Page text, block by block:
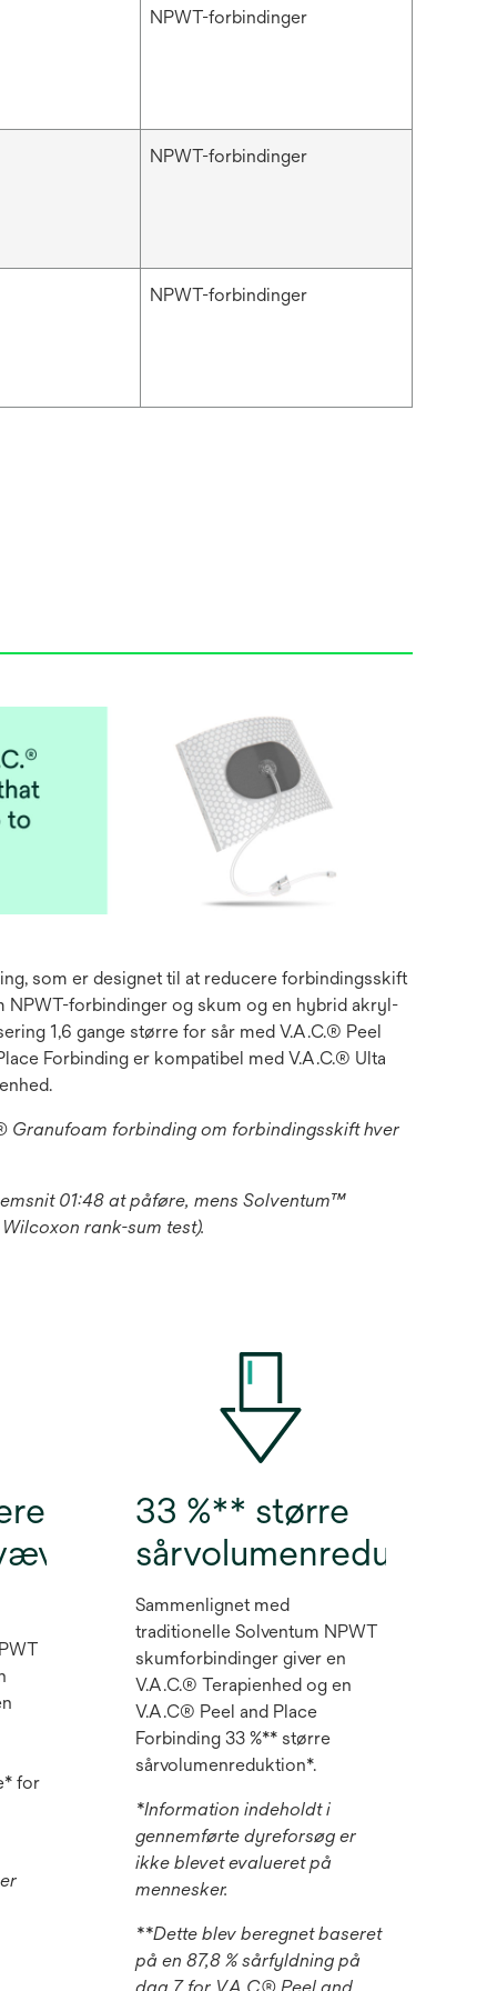
NPWT-forbindinger
NPWT-forbindinger
NPWT-forbindinger
som er designet til at reducere forbindingsskift
NPWT-forbindinger og skum og en hybrid akryl-
1,6 gange større for sår med V.A.C.® Peel
Forbinding er kompatibel med V.A.C.® Ulta
Granufoam forbinding om forbindingsskift hver
01:48 at påføre, mens Solventum™
rank-sum test).
for
33 %** større
sårvolumenreduktion
Sammenlignet med
traditionelle Solventum NPWT
skumforbindinger giver en
V.A.C.® Terapienhed og en
V.A.C® Peel and Place
Forbinding 33 %** større
sårvolumenreduktion*.
*Information indeholdt i
gennemførte dyreforsøg er
ikke blevet evalueret på
mennesker.
**Dette blev beregnet baseret
på en 87,8 % sårfyldning på